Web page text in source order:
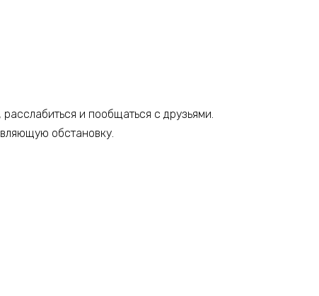
и пообщаться с друзьями.
обстановку.